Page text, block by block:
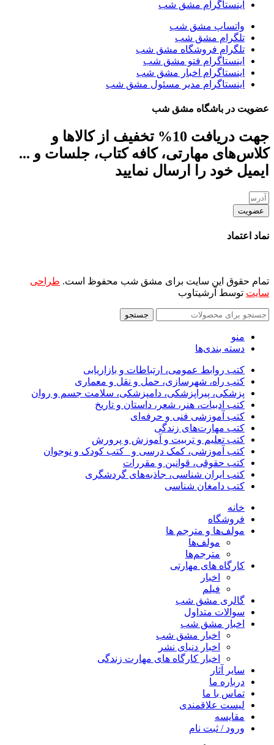
اینستاگرام مشق شب
واتساپ مشق شب
تلگرام مشق شب
تلگرام فروشگاه مشق شب
اینستاگرام فتو مشق شب
اینستاگرام اخبار مشق شب
اینستاگرام مدیر مسئول مشق شب
عضویت در باشگاه مشق شب
جهت دریافت 10% تخفیف از کالاها و
کلاس‌های مهارتی، کافه کتاب، جلسات و ...
ایمیل خود را ارسال نمایید
عضویت
نماد اعتماد
تمام حقوق این سایت برای مشق شب محفوظ است. طراحی
سایت توسط آرشیتاوب
جستجو
منو
دسته بندی‌ها
کتب روابط عمومی، ارتباطات و بازاریابی
کتب راه، شهرسازی، حمل و نقل و معماری
پزشکی، پیراپزشکی، دامپزشکی، سلامت جسم و روان
کتب ادبیات، هنر، شعر، داستان و تاریخ
کتب آموزشی فنی و حرفه‌ای
کتب مهارت‌های زندگی
کتب تعلیم و تربیت و آموزش و پرورش
کتب آموزشی، کمک درسی و _کتب کودک و نوجوان
کتب حقوقی، قوانین و مقررات
کتب ایران شناسی، جاذبه‌های گردشگری
کتب دامغان شناسی
خانه
فروشگاه
مولف‌ها و مترجم ها
مولف‌ها
مترجم‌ها
کارگاه های مهارتی
اخبار
فیلم
گالری مشق شب
سوالات متداول
اخبار مشق شب
اخبار مشق شب
اخبار دنیای نشر
اخبار کارگاه های مهارت زندگی
سایر آثار
درباره ما
تماس با ما
لیست علاقمندی
مقایسه
ورود / ثبت نام